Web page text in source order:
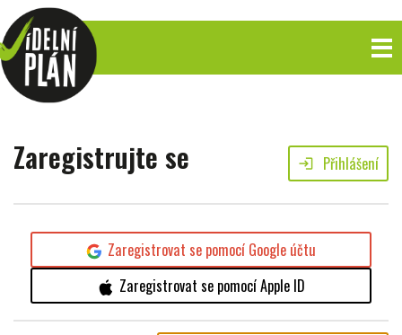
Zaregistrujte se login Přihlášení
Zaregistrovat se pomocí Google účtu
Zaregistrovat se pomocí Apple ID